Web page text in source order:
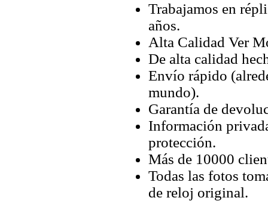
Trabajamos en
años.
Alta Calidad Ver
De alta calidad
Envío rápido
mundo).
Garantía de
Información
protección.
Más de 10000
Todas las fotos
de reloj original.